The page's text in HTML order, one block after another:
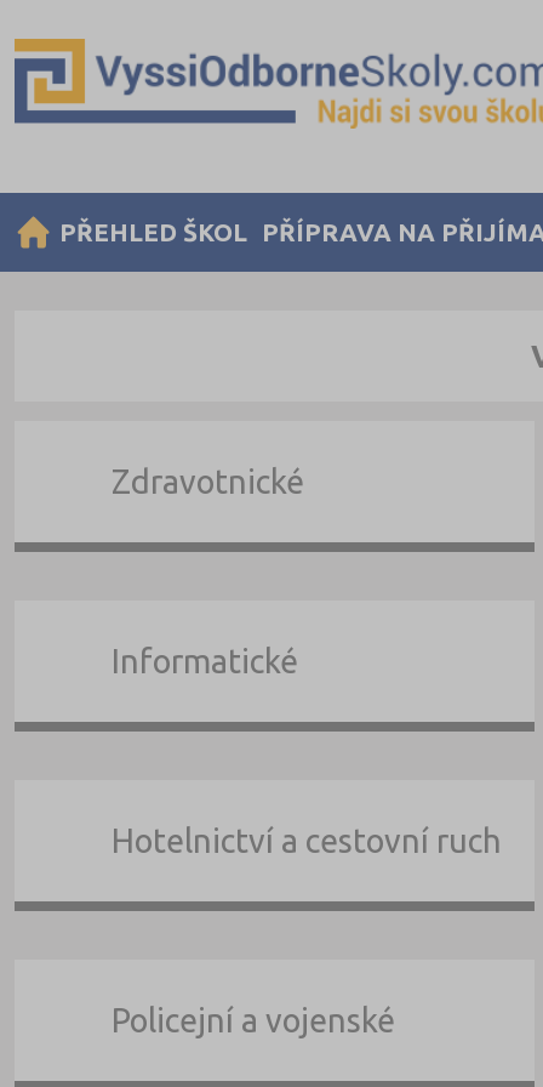
PŘEHLED ŠKOL PŘÍPRAVA NA
Zdravotnické
Informatické
Hotelnictví a cestovní ruch
Policejní a vojenské